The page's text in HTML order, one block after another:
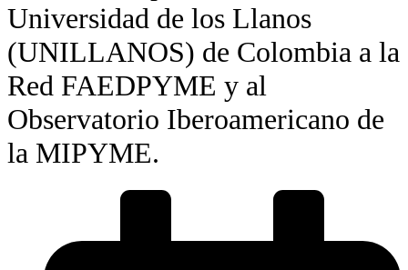
Universidad de los Llanos
(UNILLANOS) de Colombia a la
Red FAEDPYME y al
Observatorio Iberoamericano de
la MIPYME.